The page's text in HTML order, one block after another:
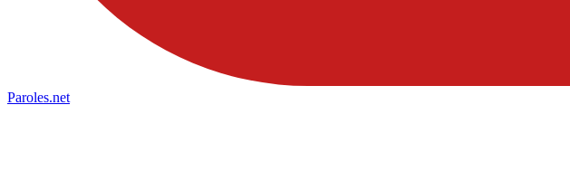
Paroles.net